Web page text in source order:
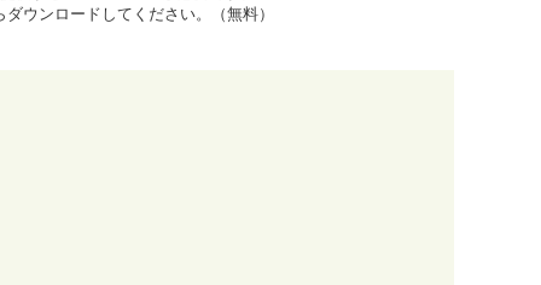
ウンロードしてください。（無料）